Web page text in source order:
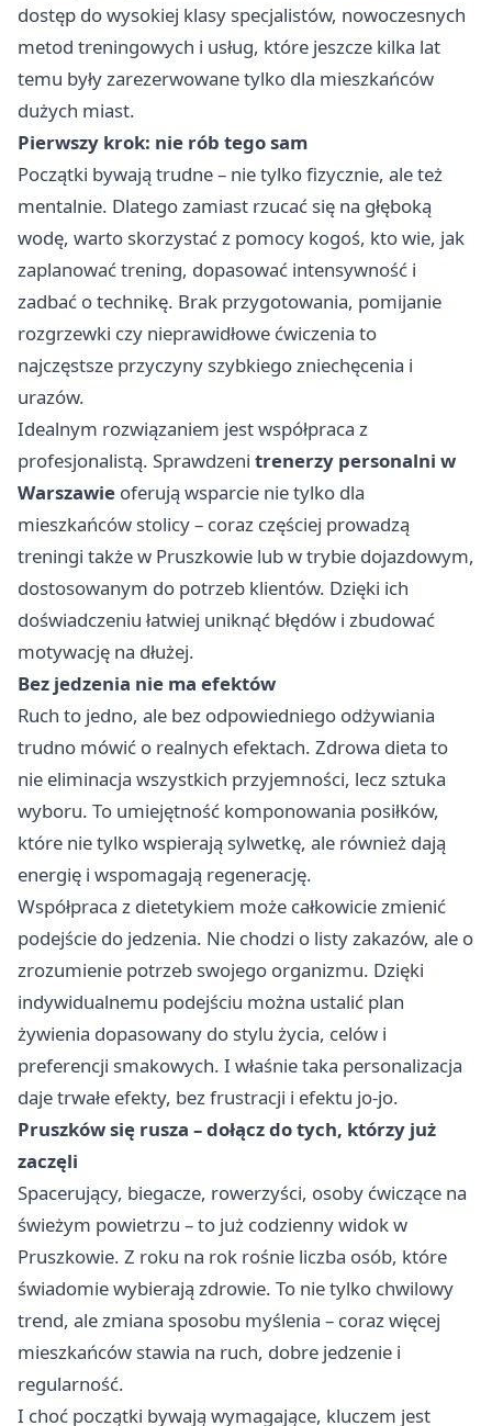
dostęp do wysokiej klasy specjalistów, nowoczesnych
metod treningowych i usług, które jeszcze kilka lat
temu były zarezerwowane tylko dla mieszkańców
dużych miast.
Pierwszy krok: nie rób tego sam
Początki bywają trudne – nie tylko fizycznie, ale też
mentalnie. Dlatego zamiast rzucać się na głęboką
wodę, warto skorzystać z pomocy kogoś, kto wie, jak
zaplanować trening, dopasować intensywność i
zadbać o technikę. Brak przygotowania, pomijanie
rozgrzewki czy nieprawidłowe ćwiczenia to
najczęstsze przyczyny szybkiego zniechęcenia i
urazów.
Idealnym rozwiązaniem jest współpraca z
profesjonalistą. Sprawdzeni trenerzy personalni w
Warszawie oferują wsparcie nie tylko dla
mieszkańców stolicy – coraz częściej prowadzą
treningi także w Pruszkowie lub w trybie dojazdowym,
dostosowanym do potrzeb klientów. Dzięki ich
doświadczeniu łatwiej uniknąć błędów i zbudować
motywację na dłużej.
Bez jedzenia nie ma efektów
Ruch to jedno, ale bez odpowiedniego odżywiania
trudno mówić o realnych efektach. Zdrowa dieta to
nie eliminacja wszystkich przyjemności, lecz sztuka
wyboru. To umiejętność komponowania posiłków,
które nie tylko wspierają sylwetkę, ale również dają
energię i wspomagają regenerację.
Współpraca z dietetykiem może całkowicie zmienić
podejście do jedzenia. Nie chodzi o listy zakazów, ale o
zrozumienie potrzeb swojego organizmu. Dzięki
indywidualnemu podejściu można ustalić plan
żywienia dopasowany do stylu życia, celów i
preferencji smakowych. I właśnie taka personalizacja
daje trwałe efekty, bez frustracji i efektu jo-jo.
Pruszków się rusza – dołącz do tych, którzy już
zaczęli
Spacerujący, biegacze, rowerzyści, osoby ćwiczące na
świeżym powietrzu – to już codzienny widok w
Pruszkowie. Z roku na rok rośnie liczba osób, które
świadomie wybierają zdrowie. To nie tylko chwilowy
trend, ale zmiana sposobu myślenia – coraz więcej
mieszkańców stawia na ruch, dobre jedzenie i
regularność.
I choć początki bywają wymagające, kluczem jest